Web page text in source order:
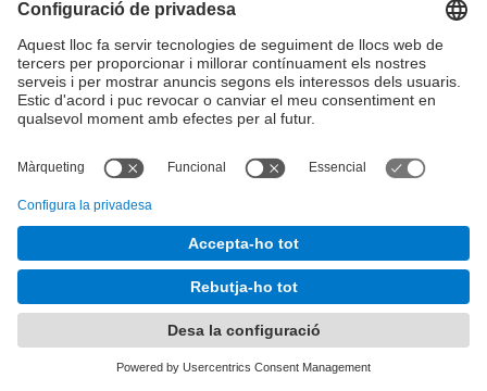
Reserva la sala
D2-305. Aula de Geologia